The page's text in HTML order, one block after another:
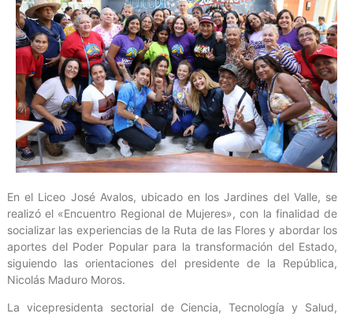
En el Liceo José Avalos, ubicado en los Jardines del Valle, se
realizó el «Encuentro Regional de Mujeres», con la finalidad de
socializar las experiencias de la Ruta de las Flores y abordar los
aportes del Poder Popular para la transformación del Estado,
siguiendo las orientaciones del presidente de la República,
Nicolás Maduro Moros.
La vicepresidenta sectorial de Ciencia, Tecnología y Salud,